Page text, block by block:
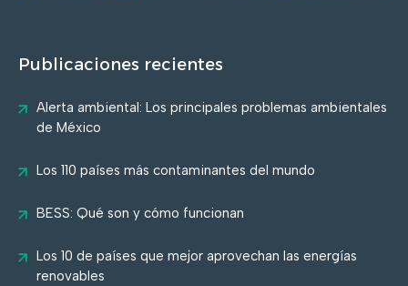
Publicaciones recientes
Alerta ambiental: Los principales problemas ambientales
de México
Los 110 países más contaminantes del mundo
BESS: Qué son y cómo funcionan
Los 10 de países que mejor aprovechan las energías
renovables